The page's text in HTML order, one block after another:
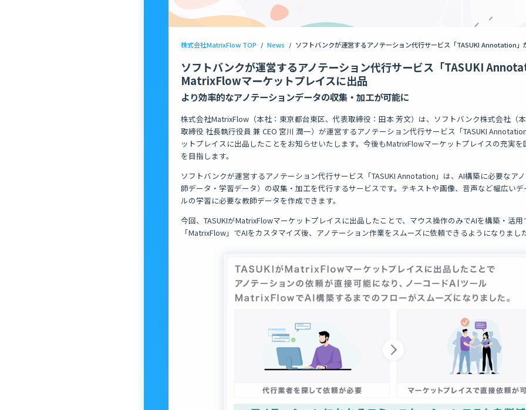
株式会社MatrixFlow TOP / News /
ソフトバンクが運営するアノテーション代行サービス「TASUKI
MatrixFlowマーケットプレイスに出品
より効率的なアノテーションデータの収集・加工が可能に
株式会社MatrixFlow（本社：東京都台東区、代表取締役：田本 芳文）は、ソフトバンク株式会社（
取締役 社長執行役員 兼 CEO 宮川 潤一）が運営するアノテーション代行サービス「TASUKI
ットプレイスに出品したことをお知らせいたします。今後もMatrixFlowマーケットプレイスの充実を
を目指します。
ソフトバンクが運営するアノテーション代行サービス「TASUKI Annotation」は、AI構築に必要なア
師データ・学習データ）の収集・加工を代行するサービスです。テキストや画像、音声など幅広い
ルの学習に必要な教師データを作成できます。
今回、TASUKIがMatrixFlowマーケットプレイスに出品したことで、マウス操作のみでAIを構築・活用
「MatrixFlow」でAIをカスタマイズ後、アノテーション作業をスムーズに依頼できるようになりまし